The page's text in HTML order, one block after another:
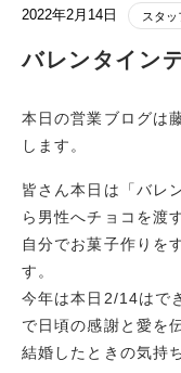
2022年2月14日 スタッ
バレンタイン
本日の営業ブログは
します。
皆さん本日は「バレ
ら男性へチョコを渡
自分でお菓子作りを
す。
今年は本日2/14はで
で日頃の感謝と愛を
結婚したときの気持